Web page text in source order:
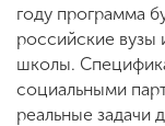
году программа
российские вузы
школы.
социальными
реальные задачи